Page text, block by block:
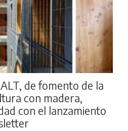
de fomento de la
con madera,
con el lanzamiento